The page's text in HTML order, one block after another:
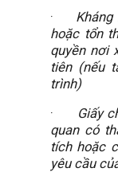
·
hoặc tổn
quyền nơi
tiên (nếu
trình)
·
Giấy
quan có
tích hoặc
yêu cầu